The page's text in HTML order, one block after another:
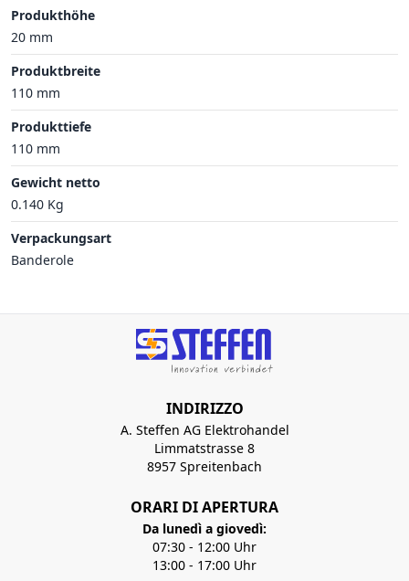
Produkthöhe
20 mm
Produktbreite
110 mm
Produkttiefe
110 mm
Gewicht netto
0.140 Kg
Verpackungsart
Banderole
INDIRIZZO
A. Steffen AG Elektrohandel
Limmatstrasse 8
8957 Spreitenbach
ORARI DI APERTURA
Da lunedì a giovedì:
07:30 - 12:00 Uhr
13:00 - 17:00 Uhr